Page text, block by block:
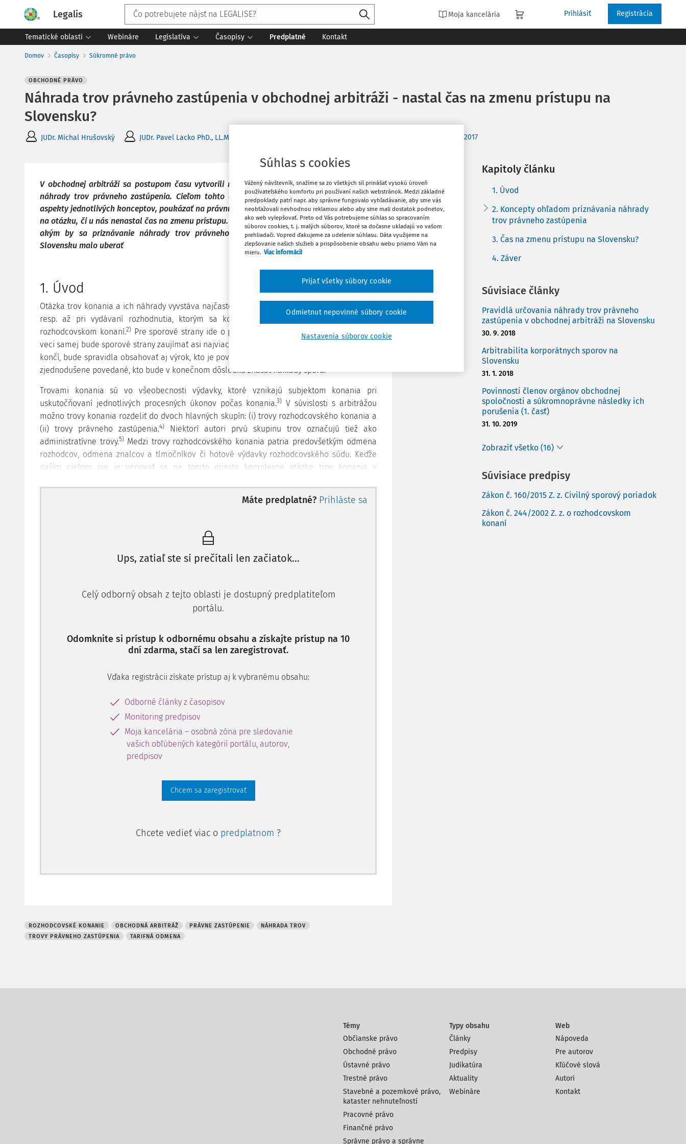
Legalis Moja kancelária Prihlásiť Registrácia
Tematické oblasti Webináre Legislatíva Časopisy Predplatné Kontakt
Domov Časopisy Súkromné právo
OBCHODNÉ PRÁVO
Náhrada trov právneho zastúpenia v obchodnej arbitráži - nastal čas na zmenu prístupu na
Slovensku?
JUDr. Michal Hrušovský JUDr. Pavel Lacko PhD., LL.M. Súkromné právo 6/2017
V obchodnej arbitráži sa postupom času vytvorili rôzne koncepty týkajúce sa priznávania
náhrady trov právneho zastúpenia. Cieľom tohto článku je v stručnosti zhrnúť základné
aspekty jednotlivých konceptov, poukázať na právnu úpravu na Slovensku a hľadať odpoveď
na otázku, či u nás nenastal čas na zmenu prístupu. Na záver sa autori snažia načrtnúť smer,
akým by sa priznávanie náhrady trov právneho zastúpenia v obchodnej arbitráži na
Slovensku malo uberať
1. Úvod
Otázka trov konania a ich náhrady vyvstáva najčastejšie až v záverečných štádiách konania,
resp. až pri vydávaní rozhodnutia, ktorým sa konanie končí.
Obdobne to platí aj v
rozhodcovskom konaní.2)Pre sporové strany ide o pomerne dôležitú otázku - po výroku vo
veci samej bude sporové strany zaujímať asi najviac, pretože rozhodnutie, ktorým sa konanie
končí, bude spravidla obsahovať aj výrok, kto je povinný nahradiť trovy konania - teda veľmi
zjednodušene povedané, kto bude v konečnom dôsledku znášať náklady sporu.
Trovami konania sú vo všeobecnosti výdavky, ktoré vznikajú subjektom konania pri
uskutočňovaní jednotlivých procesných úkonov počas konania.3) V súvislosti s arbitrážou
možno trovy konania rozdeliť do dvoch hlavných skupín: (i) trovy rozhodcovského konania a
(ii) trovy právneho zastúpenia.4)
Niektorí autori prvú skupinu trov označujú tiež ako
administratívne trovy.5)Medzi trovy rozhodcovského konania patria predovšetkým odmena
rozhodcov, odmena znalcov a tlmočníkov či hotové výdavky rozhodcovského súdu. Keďže
naším cieľom nie je venovať sa na tomto mieste komplexne otázke trov konania v
Nevenujeme sa teda ostatným druhom trov konania ani pravidlám, ktoré platia pre
V súvislosti s rekodifikáciou civilných procesných kódexov a v nadväznosti na posledné
zmeny v arbitrážnej legislatíve na Slovensku sa primárne zamýšľame nad tým, či nenastal
čas na zmenu doterajšieho prístupu k náhrade trov právneho zastúpenia v obchodnej arbitrá
Máte predplatné? Prihláste sa
Ups, zatiaľ ste si prečítali len začiatok...
Celý odborný obsah z tejto oblasti je dostupný predplatiteľom
portálu.
Odomknite si prístup k odbornému obsahu a získajte prístup na 10
dní zdarma, stačí sa len zaregistrovať.
Vďaka registrácii získate prístup aj k vybranému obsahu:
Odborné články z časopisov
Monitoring predpisov
Moja kancelária – osobná zóna pre sledovanie
vašich obľúbených kategórií portálu, autorov,
predpisov
Chcem sa zaregistrovať
Chcete vedieť viac o predplatnom ?
ROZHODCOVSKÉ KONANIE OBCHODNÁ ARBITRÁŽ PRÁVNE ZASTÚPENIE
NÁHRADA TROV
TROVY PRÁVNEHO ZASTÚPENIA
TARIFNÁ ODMENA
Vytlačiť
Obľúbené
Zdieľať
Kapitoly článku
1. Úvod
2. Koncepty ohľadom priznávania náhrady
trov právneho zastúpenia
3. Čas na zmenu prístupu na Slovensku?
4. Záver
Súvisiace články
Pravidlá určovania náhrady trov právneho
zastúpenia v obchodnej arbitráži na Slovensku
30. 9. 2018
Arbitrabilita korporátnych sporov na
Slovensku
31. 1. 2018
Povinnosti členov orgánov obchodnej
spoločnosti a súkromnoprávne následky ich
porušenia (1. časť)
31. 10. 2019
Zobraziť všetko (16)
Súvisiace predpisy
Zákon č. 160/2015 Z. z. Civilný sporový poriadok
Zákon č. 244/2002 Z. z. o rozhodcovskom
konaní
Témy
Občianske právo
Obchodné právo
Ústavné právo
Trestné právo
Stavebné a pozemkové právo,
kataster nehnuteľností
Pracovné právo
Finančné právo
Správne právo a správne
Typy obsahu
Články
Predpisy
Judikatúra
Aktuality
Webináre
Web
Nápoveda
Pre autorov
Kľúčové slová
Autori
Kontakt
Súhlas s cookies
Vážený návštevník, snažíme sa zo všetkých síl prinášať vysokú úroveň
používateľského komfortu pri používaní našich webstránok. Medzi základné
predpoklady patrí napr. aby správne fungovalo vyhľadávanie, aby sme vás
neobťažovali nevhodnou reklamou alebo aby sme mali dostatok podnetov,
ako web vylepšovať. Preto od Vás potrebujeme súhlas so spracovaním
súborov cookies, t. j. malých súborov, ktoré sa dočasne ukladajú vo vašom
prehliadači. Vopred ďakujeme za udelenie súhlasu. Dáta využijeme na
zlepšovanie našich služieb a prispôsobenie obsahu webu priamo Vám na
mieru. Viac informácií
Nastavenia súborov cookie
Odmietnut nepovinné súbory cookie
Prijať všetky súbory cookie